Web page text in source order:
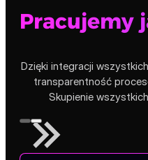
Pracujemy
Dzięki integracji
transparentność
Skupienie